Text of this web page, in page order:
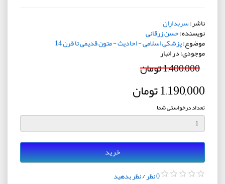
ناشر:سربداران
نویسنده:حسن زرقانی
موضوع:پزشکی اسلامی-احادیث-متون قدیمی تا قرن 14
موجودی: در انبار
1,400,000 تومان
1,190,000 تومان
تعداد درخواستی شما
خرید
0 نظر /نظر بدهید